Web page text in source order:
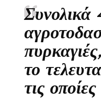
Συνολικά
το
τις